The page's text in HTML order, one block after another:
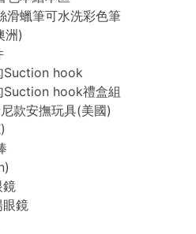
蠟筆可水洗彩色筆
洲)
Suction hook
Suction hook禮盒組
款安撫玩具(美國)
鏡
鏡